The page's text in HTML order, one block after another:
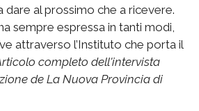
dare al prossimo che a ricevere.
sempre espressa in tanti modi,
attraverso l’Instituto che porta il
completo dell'intervista
de La Nuova Provincia di